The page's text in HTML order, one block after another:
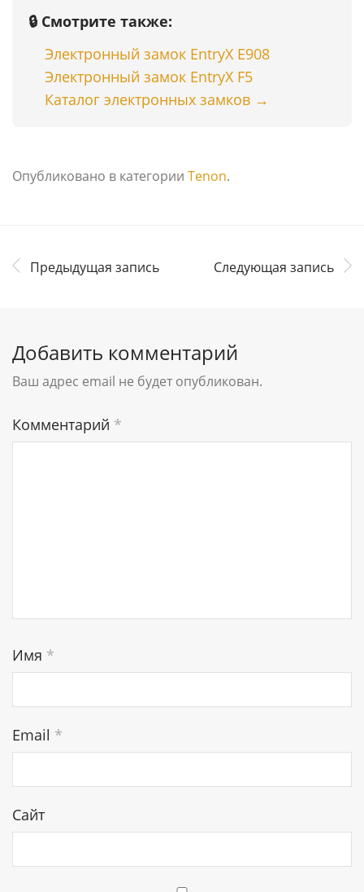
🔒 Смотрите также:
Электронный замок EntryX E908
Электронный замок EntryX F5
Каталог электронных замков →
Опубликовано в категории Tenon.
Предыдущая запись Следующая запись
Добавить комментарий
Ваш адрес email не будет опубликован.
Комментарий *
Имя *
Email *
Сайт